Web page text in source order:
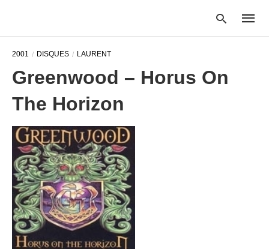
2001 DISQUES LAURENT
Greenwood – Horus On
The Horizon